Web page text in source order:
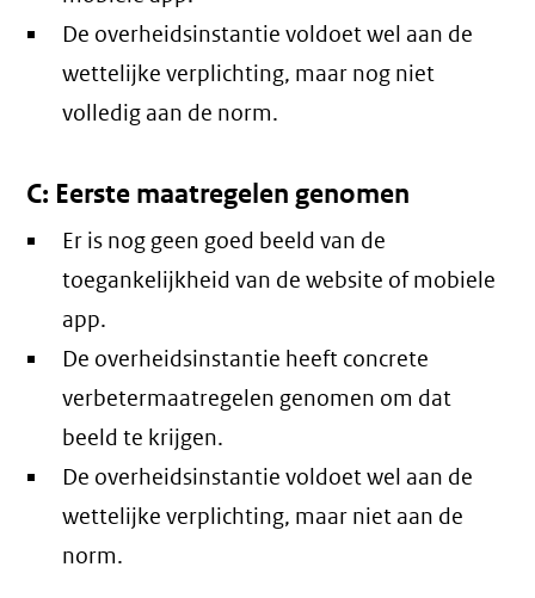
De overheidsinstantie voldoet wel aan de
wettelijke verplichting, maar nog niet
volledig aan de norm.
C: Eerste maatregelen genomen
Er is nog geen goed beeld van de
toegankelijkheid van de website of mobiele
app.
De overheidsinstantie heeft concrete
verbetermaatregelen genomen om dat
beeld te krijgen.
De overheidsinstantie voldoet wel aan de
wettelijke verplichting, maar niet aan de
norm.